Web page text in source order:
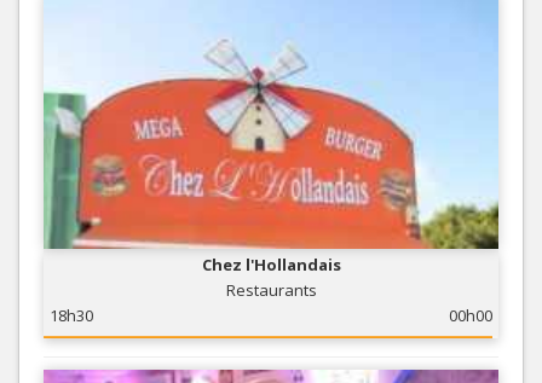
Chez l'Hollandais
Restaurants
18h30
00h00